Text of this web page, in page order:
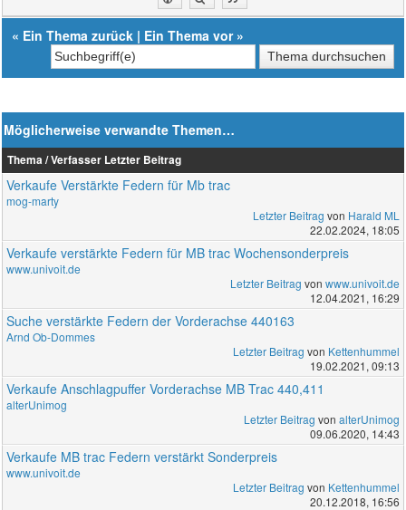
« Ein Thema zurück | Ein Thema vor»
Möglicherweise verwandte Themen…
Thema / Verfasser Letzter Beitrag
Verkaufe Verstärkte Federn für Mb trac
mog-marty
Letzter Beitrag von Harald ML
22.02.2024, 18:05
Verkaufe verstärkte Federn für MB trac Wochensonderpreis
www.univoit.de
Letzter Beitrag von www.univoit.de
12.04.2021, 16:29
Suche verstärkte Federn der Vorderachse 440163
Arnd Ob-Dommes
Letzter Beitrag von Kettenhummel
19.02.2021, 09:13
Verkaufe Anschlagpuffer Vorderachse MB Trac 440,411
alterUnimog
Letzter Beitrag von alterUnimog
09.06.2020, 14:43
Verkaufe MB trac Federn verstärkt Sonderpreis
www.univoit.de
Letzter Beitrag von Kettenhummel
20.12.2018, 16:56